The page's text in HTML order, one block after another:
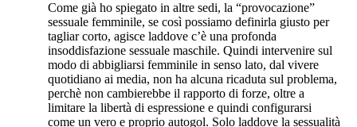
Come già ho spiegato in altre sedi, la “provocazione”
sessuale femminile, se così possiamo definirla giusto per
tagliar corto, agisce laddove c’è una profonda
insoddisfazione sessuale maschile. Quindi intervenire sul
modo di abbigliarsi femminile in senso lato, dal vivere
quotidiano ai media, non ha alcuna ricaduta sul problema,
perchè non cambierebbe il rapporto di forze, oltre a
limitare la libertà di espressione e quindi configurarsi
come un vero e proprio autogol. Solo laddove la sessualità